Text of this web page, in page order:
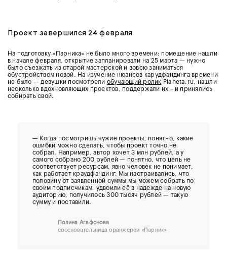
Проект завершился 24 февраля
На подготовку «Парника» не было много времени: помещение нашли
в начале февраля, открытие запланировали на 25 марта — нужно
было съезжать из старой мастерской и вовсю заниматься
обустройством новой. На изучение нюансов карудфандинга времени
не было — девушки посмотрели обучающий ролик Planeta.ru, нашли
несколько вдохновляющих проектов, поддержали их – и принялись
собирать свой.
— Когда посмотришь чужие проекты, понятно, какие
ошибки можно сделать, чтобы проект точно не
собрал. Например, автор хочет 3 млн рублей, а у
самого собрано 200 рублей — понятно, что цель не
соответствует ресурсам, явно человек не понимает,
как работает краудфандинг. Мы настраивались, что
половину от заявленной суммы мы можем собрать по
своим подписчикам, удвоили её в надежде на новую
аудиторию, получилось 300 тысяч рублей — такую
сумму и поставили.
Полина Агафонова
соосновательница оранжереи «Парник»